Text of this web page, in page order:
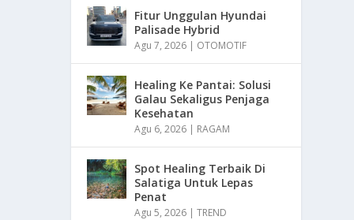
Fitur Unggulan Hyundai
Palisade Hybrid
Agu 7, 2026 | OTOMOTIF
Healing Ke Pantai: Solusi
Galau Sekaligus Penjaga
Kesehatan
Agu 6, 2026 | RAGAM
Spot Healing Terbaik Di
Salatiga Untuk Lepas
Penat
Agu 5, 2026 |TREND